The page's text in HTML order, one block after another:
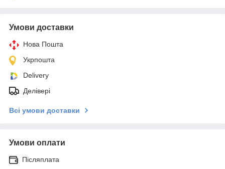
Умови доставки
Нова Пошта
Укрпошта
Delivery
Делівері
Всі умови доставки
Умови оплати
Післяплата